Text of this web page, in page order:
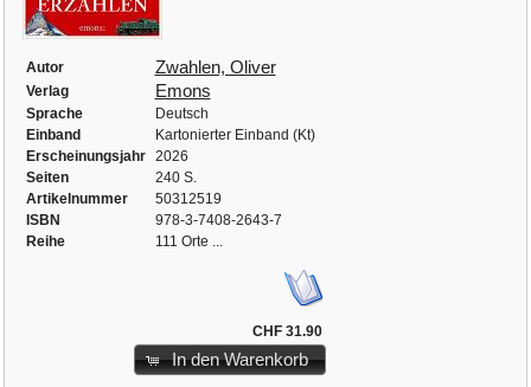
Autor Zwahlen, Oliver
Verlag Emons
Sprache
Deutsch
Einband
Kartonierter Einband (Kt)
Erscheinungsjahr
2026
Seiten
240 S.
Artikelnummer
50312519
ISBN
978-3-7408-2643-7
Reihe
111 Orte ...
CHF 31.90
In den Warenkorb